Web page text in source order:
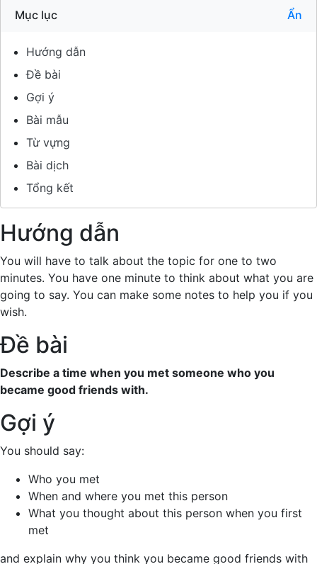
Mục lục Ẩn
Hướng dẫn
Đề bài
Gợi ý
Bài mẫu
Từ vựng
Bài dịch
Tổng kết
Hướng dẫn
You will have to talk about the topic for one to two
minutes. You have one minute to think about what you are
going to say. You can make some notes to help you if you
wish.
Đề bài
Describe a time when you met someone who you
became good friends with.
Gợi ý
You should say:
Who you met
When and where you met this person
What you thought about this person when you first
met
and explain why you think you became good friends with